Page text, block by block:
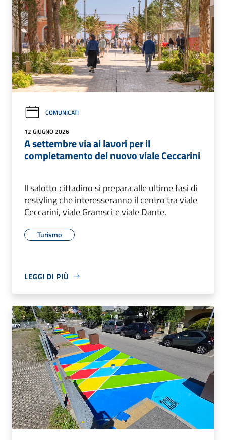
COMUNICATI
12 GIUGNO 2026
A settembre via ai lavori per il
completamento del nuovo viale Ceccarini
ll salotto cittadino si prepara alle ultime fasi di
restyling che interesseranno il centro tra viale
Ceccarini, viale Gramsci e viale Dante.
Turismo
LEGGI DI PIÙ